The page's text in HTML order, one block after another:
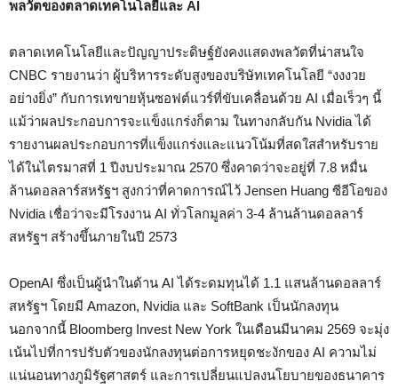
พลวัตของตลาดเทคโนโลยีและ AI
ตลาดเทคโนโลยีและปัญญาประดิษฐ์ยังคงแสดงพลวัตที่น่าสนใจ
CNBC รายงานว่า ผู้บริหารระดับสูงของบริษัทเทคโนโลยี “งงงวย
อย่างยิ่ง” กับการเทขายหุ้นซอฟต์แวร์ที่ขับเคลื่อนด้วย AI เมื่อเร็วๆ นี้
แม้ว่าผลประกอบการจะแข็งแกร่งก็ตาม ในทางกลับกัน Nvidia ได้
รายงานผลประกอบการที่แข็งแกร่งและแนวโน้มที่สดใสสำหรับราย
ได้ในไตรมาสที่ 1 ปีงบประมาณ 2570 ซึ่งคาดว่าจะอยู่ที่ 7.8 หมื่น
ล้านดอลลาร์สหรัฐฯ สูงกว่าที่คาดการณ์ไว้ Jensen Huang ซีอีโอของ
Nvidia เชื่อว่าจะมีโรงงาน AI ทั่วโลกมูลค่า 3-4 ล้านล้านดอลลาร์
สหรัฐฯ สร้างขึ้นภายในปี 2573
OpenAI ซึ่งเป็นผู้นำในด้าน AI ได้ระดมทุนได้ 1.1 แสนล้านดอลลาร์
สหรัฐฯ โดยมี Amazon, Nvidia และ SoftBank เป็นนักลงทุน
นอกจากนี้ Bloomberg Invest New York ในเดือนมีนาคม 2569 จะมุ่ง
เน้นไปที่การปรับตัวของนักลงทุนต่อการหยุดชะงักของ AI ความไม่
แน่นอนทางภูมิรัฐศาสตร์ และการเปลี่ยนแปลงนโยบายของธนาคาร